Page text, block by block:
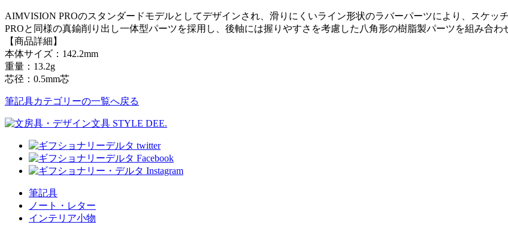
AIMVISION PROのスタンダードモデルとしてデザインされ、滑りにくいライン形状のラバーパーツにより、スケ
PROと同様の真鍮削り出し一体型パーツを採用し、後軸には握りやすさを考慮した八角形の樹脂製パーツを組み合わ
【商品詳細】
本体サイズ：142.2mm
重量：13.2g
芯径：0.5mm芯
筆記具カテゴリーの一覧へ戻る
筆記具
ノート・レター
インテリア小物